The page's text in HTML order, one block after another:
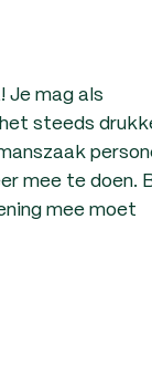
Je mag als
steeds
mee te doen.
mee moet